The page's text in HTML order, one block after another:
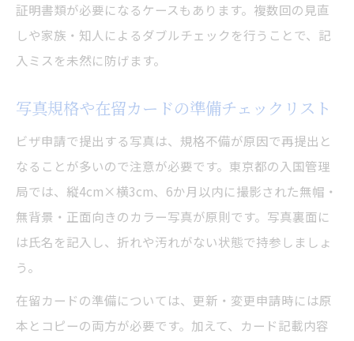
証明書類が必要になるケースもあります。複数回の見直
しや家族・知人によるダブルチェックを行うことで、記
入ミスを未然に防げます。
写真規格や在留カードの準備チェックリスト
ビザ申請で提出する写真は、規格不備が原因で再提出と
なることが多いので注意が必要です。東京都の入国管理
局では、縦4cm×横3cm、6か月以内に撮影された無帽・
無背景・正面向きのカラー写真が原則です。写真裏面に
は氏名を記入し、折れや汚れがない状態で持参しましょ
う。
在留カードの準備については、更新・変更申請時には原
本とコピーの両方が必要です。加えて、カード記載内容